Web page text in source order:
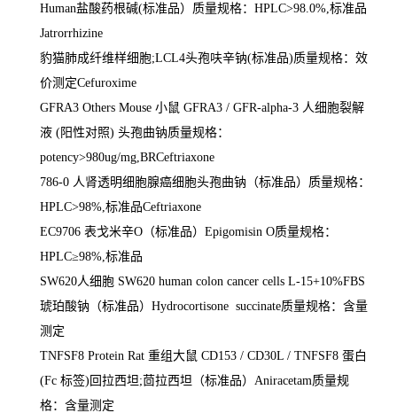
Human盐酸药根碱(标准品）质量规格： HPLC>98.0%, 标准品
Jatrorrhizine
豹猫肺成纤维样细胞;LCL4头孢呋辛钠(标准品)质量规格：效
价测定Cefuroxime
GFRA3 Others Mouse 小鼠 GFRA3 / GFR-alpha-3 人细胞裂解
液 (阳性对照) 头孢曲钠质量规格：
potency>980ug/mg,BRCeftriaxone
786-0 人肾透明细胞腺癌细胞头孢曲钠（标准品）质量规格：
HPLC>98%, 标准品Ceftriaxone
EC9706 表戈米辛O （标准品） Epigomisin O质量规格：
HPLC≥98%, 标准品
SW620人细胞 SW620 human colon cancer cells L-15+10%FBS
琥珀酸钠（标准品） Hydrocortisone succinate质量规格：含量
测定
TNFSF8 Protein Rat 重组大鼠 CD153 / CD30L / TNFSF8 蛋白
(Fc 标签) 回拉西坦;茴拉西坦（标准品） Aniracetam质量规
格：含量测定